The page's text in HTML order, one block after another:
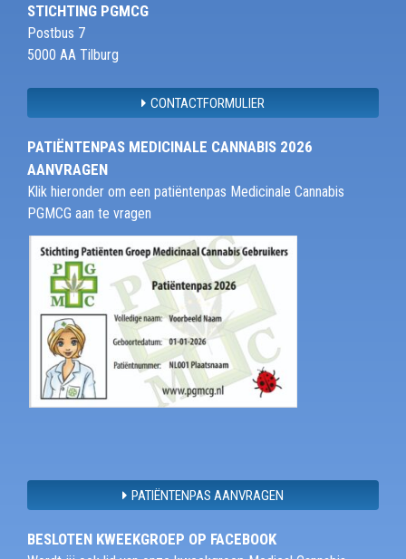
STICHTING PGMCG
Postbus 7
5000 AA Tilburg
CONTACTFORMULIER
PATIËNTENPAS MEDICINALE CANNABIS 2026
AANVRAGEN
Klik hieronder om een patiëntenpas Medicinale Cannabis
PGMCG aan te vragen
PATIËNTENPAS AANVRAGEN
BESLOTEN KWEEKGROEP OP FACEBOOK